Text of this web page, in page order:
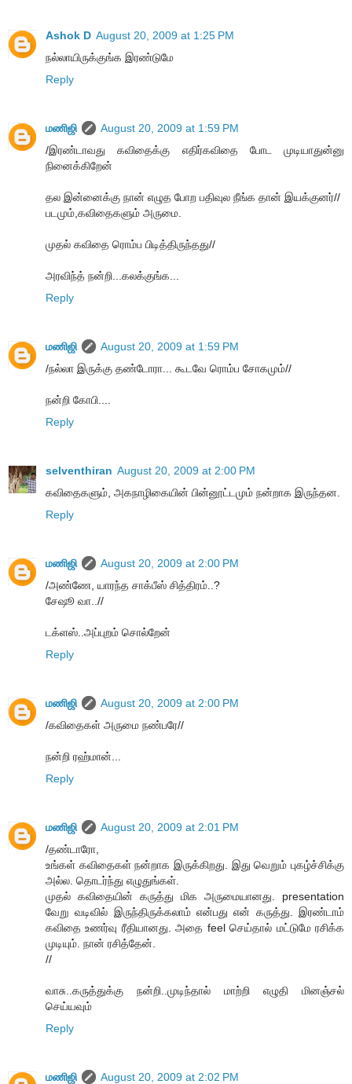
Ashok D August 20, 2009 at 1:25 PM
நல்லாயிருக்குங்க இரண்டுமே
Reply
மணிஜி
August 20, 2009 at 1:59 PM
/இரண்டாவது கவிதைக்கு எதிர்கவிதை போட முடியாதுன்னு
நினைக்கிறேன்
தல இன்னைக்கு நான் எழுத போற பதிவுல நீங்க தான் இயக்குனர்//
படமும்,கவிதைகளும் அருமை.
முதல் கவிதை ரொம்ப பிடித்திருந்தது//
அரவிந்த் நன்றி...கலக்குங்க...
Reply
மணிஜி
August 20, 2009 at 1:59 PM
/ந‌ல்லா இருக்கு த‌ண்டோரா... கூட‌வே ரொம்ப‌ சோகமும்//
நன்றி கோபி....
Reply
selventhiran August 20, 2009 at 2:00 PM
கவிதைகளும், அகநாழிகையின் பின்னூட்டமும் நன்றாக இருந்தன.
Reply
மணிஜி
August 20, 2009 at 2:00 PM
/அண்ணே, யாரந்த சாக்பீஸ் சித்திரம்..?
சேஷூ வா..//
டக்ளஸ்..அப்புறம் சொல்றேன்
Reply
மணிஜி
August 20, 2009 at 2:00 PM
/கவிதைகள் அருமை நண்பரே//
நன்றி ரஹ்மான்...
Reply
மணிஜி
August 20, 2009 at 2:01 PM
/தண்டாரோ,
உங்கள் கவிதைகள் நன்றாக இருக்கிறது. இது வெறும் புகழ்ச்சிக்கு
அல்ல. தொடர்ந்து எழுதுங்கள்.
முதல் கவிதையின் கருத்து மிக அருமையானது. presentation
வேறு வடிவில் இருந்திருக்கலாம் என்பது என் கருத்து. இரண்டாம்
கவிதை உணர்வு ரீதியானது. அதை feel செய்தால் மட்டுமே ரசிக்க
முடியும். நான் ரசித்தேன்.
//
வாசு..கருத்துக்கு நன்றி..முடிந்தால் மாற்றி எழுதி மினஞ்சல்
செய்யவும்
Reply
மணிஜி
August 20, 2009 at 2:02 PM